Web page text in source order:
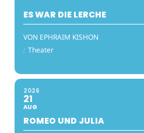
ES WAR DIE LERCHE
VON EPHRAIM KISHON
: Theater
2026
21
AUG
ROMEO UND JULIA